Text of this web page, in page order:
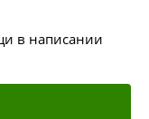
в написании